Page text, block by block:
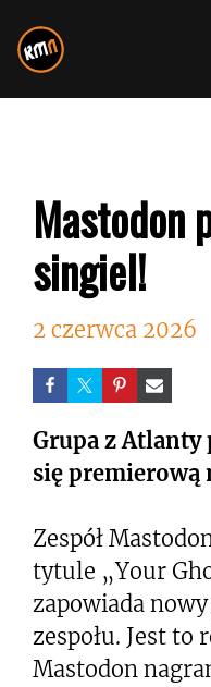
do
treści
Mastodon
singiel!
2 czerwca 2026
Grupa z
się premierową
Zespół
tytule „Your
zapowiada
zespołu. Jest
Mastodon